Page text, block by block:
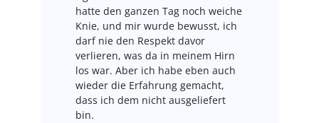
hatte den ganzen Tag noch weiche
Knie, und mir wurde bewusst, ich
darf nie den Respekt davor
verlieren, was da in meinem Hirn
los war. Aber ich habe eben auch
wieder die Erfahrung gemacht,
dass ich dem nicht ausgeliefert
bin.